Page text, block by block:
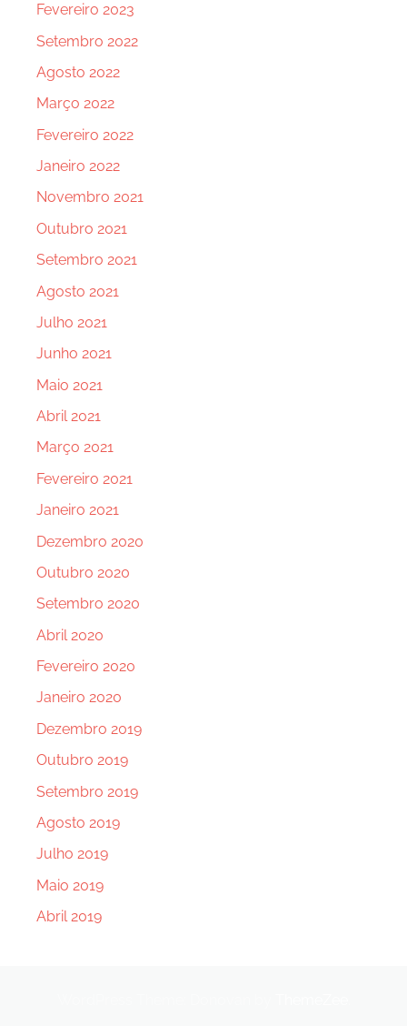
Fevereiro 2023
Setembro 2022
Agosto 2022
Março 2022
Fevereiro 2022
Janeiro 2022
Novembro 2021
Outubro 2021
Setembro 2021
Agosto 2021
Julho 2021
Junho 2021
Maio 2021
Abril 2021
Março 2021
Fevereiro 2021
Janeiro 2021
Dezembro 2020
Outubro 2020
Setembro 2020
Abril 2020
Fevereiro 2020
Janeiro 2020
Dezembro 2019
Outubro 2019
Setembro 2019
Agosto 2019
Julho 2019
Maio 2019
Abril 2019